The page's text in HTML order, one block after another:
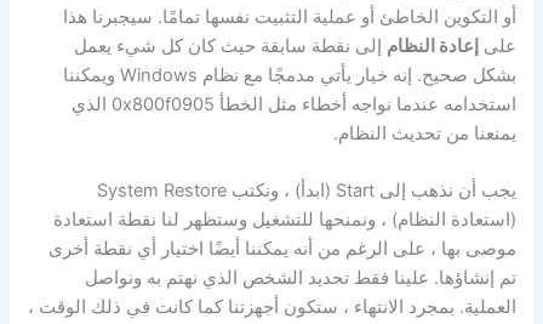
أو التكوين الخاطئ أو عملية التثبيت نفسها تمامًا. سيجبرنا هذا
علىإعادة النظام إلى نقطة سابقة حيث كان كل شيء يعمل
بشكل صحيح. إنه خيار يأتي مدمجًا مع نظام Windows ويمكننا
استخدامه عندما نواجه أخطاء مثل الخطأ 0x800f0905 الذي
يمنعنا من تحديث النظام.
يجب أن نذهب إلى Start (ابدأ) ، ونكتب System Restore
(استعادة النظام) ، ونمنحها للتشغيل وستظهر لنا نقطة استعادة
موصى بها ، على الرغم من أنه يمكننا أيضًا اختيار أي نقطة أخرى
تم إنشاؤها. علينا فقط تحديد الشخص الذي نهتم به ونواصل
العملية. بمجرد الانتهاء ، ستكون أجهزتنا كما كانت في ذلك الوقت ،